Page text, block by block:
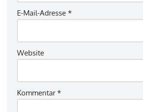
E-Mail-Adresse *
Website
Kommentar*